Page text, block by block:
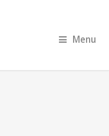
Menu